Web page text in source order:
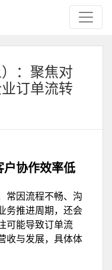
：聚焦对
订单流转
户协作效率低
常因流程不畅、沟
推进周期，还会
可能导致订单流
收与发展，具体体